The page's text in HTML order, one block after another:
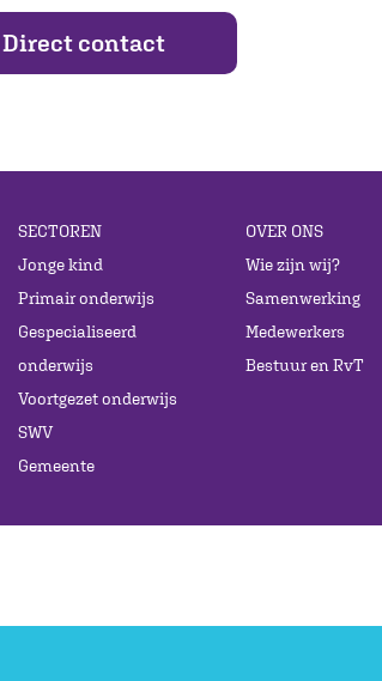
Direct contact
SECTOREN
Jonge kind
Primair onderwijs
Gespecialiseerd
onderwijs
Voortgezet onderwijs
SWV
Gemeente
OVER ONS
Wie zijn wij?
Samenwerking
Medewerkers
Bestuur en RvT